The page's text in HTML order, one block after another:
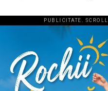
PUBLICITATE.